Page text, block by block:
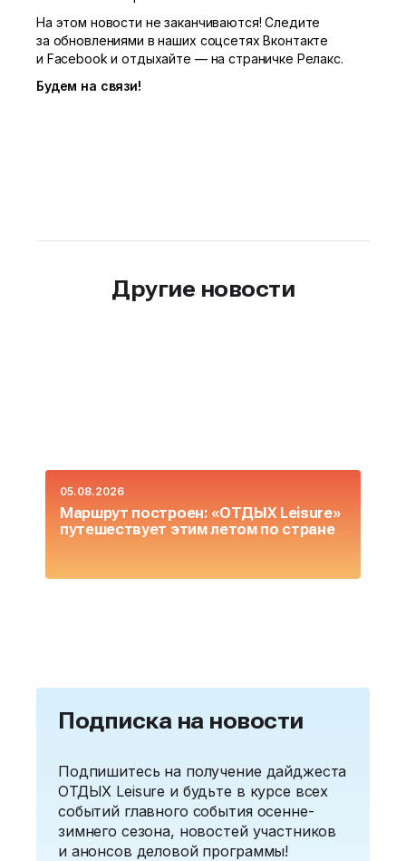
На этом новости не заканчиваются! Следите
за обновлениями в наших соцсетях Вконтакте
и Facebook и отдыхайте — на страничке Релакс.
Будем на связи!
Другие новости
05.08.2026
Маршрут построен: «ОТДЫХ Leisure»
путешествует этим летом по стране
Подписка на новости
Подпишитесь на получение дайджеста
ОТДЫХ Leisure и будьте в курсе всех
событий главного события осенне-
зимнего сезона, новостей участников
и анонсов деловой программы!